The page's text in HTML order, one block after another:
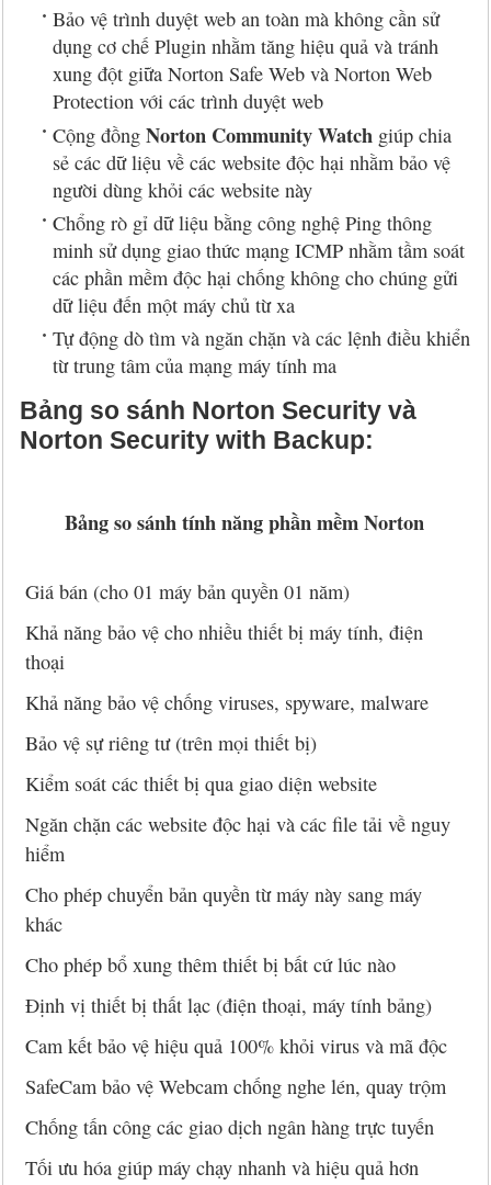
Bảo vệ trình duyệt web an toàn mà không cần sử
dụng cơ chế Plugin nhằm tăng hiệu quả và tránh
xung đột giữa Norton Safe Web và Norton Web
Protection với các trình duyệt web
Cộng đồng Norton Community Watch giúp chia
sẻ các dữ liệu về các website độc hại nhằm bảo vệ
người dùng khỏi các website này
Chổng rò gỉ dữ liệu bằng công nghệ Ping thông
minh sử dụng giao thức mạng ICMP nhằm tầm soát
các phần mềm độc hại chống không cho chúng gửi
dữ liệu đến một máy chủ từ xa
Tự động dò tìm và ngăn chặn và các lệnh điều khiển
từ trung tâm của mạng máy tính ma
Bảng so sánh Norton Security và
Norton Security with Backup:
Bảng so sánh tính năng phần mềm Norton
Giá bán (cho 01 máy bản quyền 01 năm)
Khả năng bảo vệ cho nhiều thiết bị máy tính, điện
thoại
Khả năng bảo vệ chống viruses, spyware, malware
Bảo vệ sự riêng tư (trên mọi thiết bị)
Kiểm soát các thiết bị qua giao diện website
Ngăn chặn các website độc hại và các file tải về nguy
hiểm
Cho phép chuyển bản quyền từ máy này sang máy
khác
Cho phép bổ xung thêm thiết bị bất cứ lúc nào
Định vị thiết bị thất lạc (điện thoại, máy tính bảng)
Cam kết bảo vệ hiệu quả 100% khỏi virus và mã độc
SafeCam bảo vệ Webcam chống nghe lén, quay trộm
Chống tấn công các giao dịch ngân hàng trực tuyến
Tối ưu hóa giúp máy chạy nhanh và hiệu quả hơn